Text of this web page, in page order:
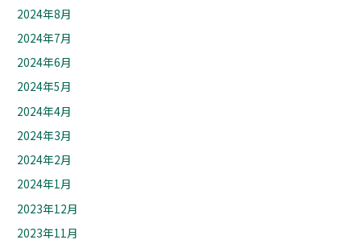
2024年8月
2024年7月
2024年6月
2024年5月
2024年4月
2024年3月
2024年2月
2024年1月
2023年12月
2023年11月